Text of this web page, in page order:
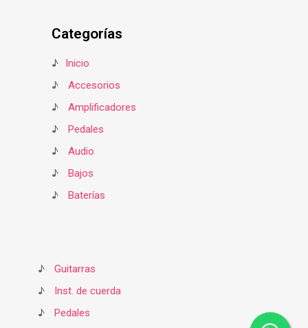
Categorías
♪
Inicio
♪
Accesorios
♪
Amplificadores
♪
Pedales
♪
Audio
♪
Bajos
♪
Baterías
♪
Guitarras
♪
Inst. de cuerda
♪
Pedales